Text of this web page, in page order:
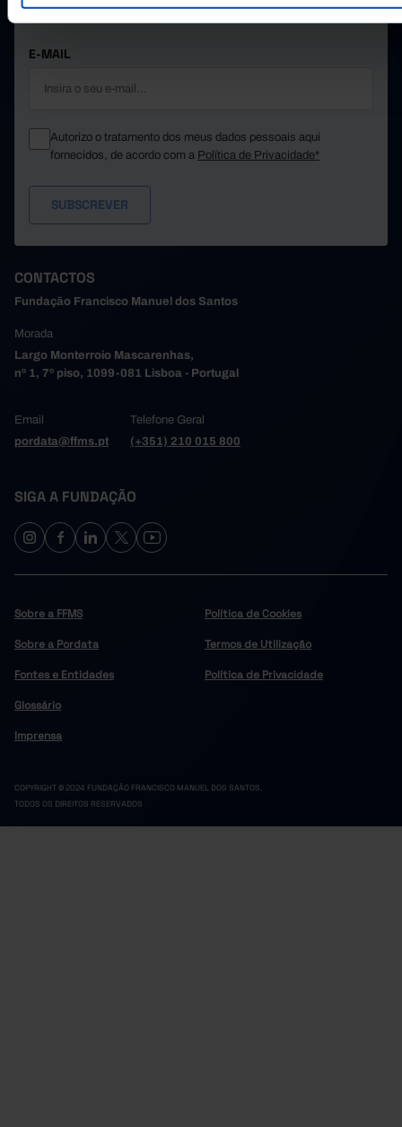
E-MAIL
Autorizo o tratamento dos meus dados pessoais aqui
fornecidos, de acordo com a Política de Privacidade*
CONTACTOS
Fundação Francisco Manuel dos Santos
Morada
Largo Monterroio Mascarenhas,
nº 1, 7º piso, 1099-081 Lisboa - Portugal
Email
pordata@ffms.pt
Telefone Geral
(+351) 210 015 800
SIGA A FUNDAÇÃO
Sobre a FFMS
Sobre a Pordata
Fontes e Entidades
Glossário
Imprensa
Política de Cookies
Termos de Utilização
Política de Privacidade
COPYRIGHT © 2024 FUNDAÇÃO FRANCISCO MANUEL DOS SANTOS.
TODOS OS DIREITOS RESERVADOS